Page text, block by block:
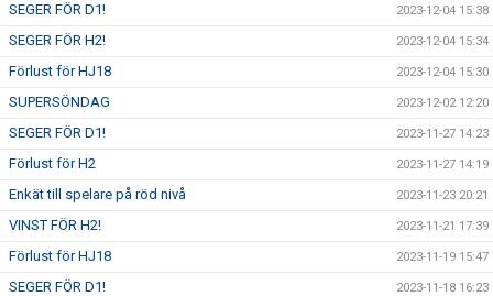
SEGER FÖR D1! 2023-12-04 15:38
SEGER FÖR H2! 2023-12-04 15:34
Förlust för HJ18 2023-12-04 15:30
SUPERSÖNDAG 2023-12-02 12:20
SEGER FÖR D1! 2023-11-27 14:23
Förlust för H2 2023-11-27 14:19
Enkät till spelare på röd nivå 2023-11-23 20:21
VINST FÖR H2! 2023-11-21 17:39
Förlust för HJ18 2023-11-19 15:47
SEGER FÖR D1! 2023-11-18 16:23